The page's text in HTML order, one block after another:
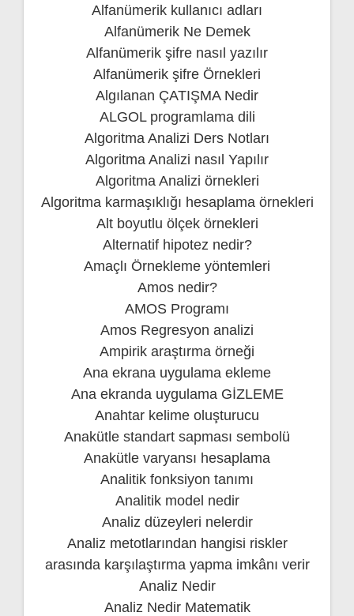
Alfanümerik kullanıcı adları
Alfanümerik Ne Demek
Alfanümerik şifre nasıl yazılır
Alfanümerik şifre Örnekleri
Algılanan ÇATIŞMA Nedir
ALGOL programlama dili
Algoritma Analizi Ders Notları
Algoritma Analizi nasıl Yapılır
Algoritma Analizi örnekleri
Algoritma karmaşıklığı hesaplama örnekleri
Alt boyutlu ölçek örnekleri
Alternatif hipotez nedir?
Amaçlı Örnekleme yöntemleri
Amos nedir?
AMOS Programı
Amos Regresyon analizi
Ampirik araştırma örneği
Ana ekrana uygulama ekleme
Ana ekranda uygulama GİZLEME
Anahtar kelime oluşturucu
Anakütle standart sapması sembolü
Anakütle varyansı hesaplama
Analitik fonksiyon tanımı
Analitik model nedir
Analiz düzeyleri nelerdir
Analiz metotlarından hangisi riskler
arasında karşılaştırma yapma imkânı verir
Analiz Nedir
Analiz Nedir Matematik